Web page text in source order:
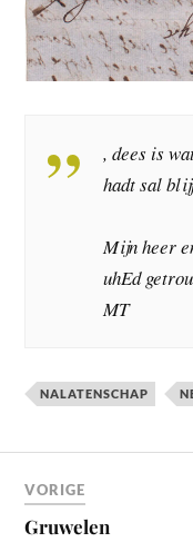
, dees is
hadt sal
Mijn heer
uhEd
MT
NALATENSCHAP
VORIGE
Gruwelen